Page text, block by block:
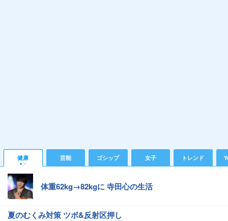
健康 芸能 ゴシップ 女子 トレンド
体重62kg→82kgに 寺田心の生活
夏のむくみ対策 ツボ&反射区押し